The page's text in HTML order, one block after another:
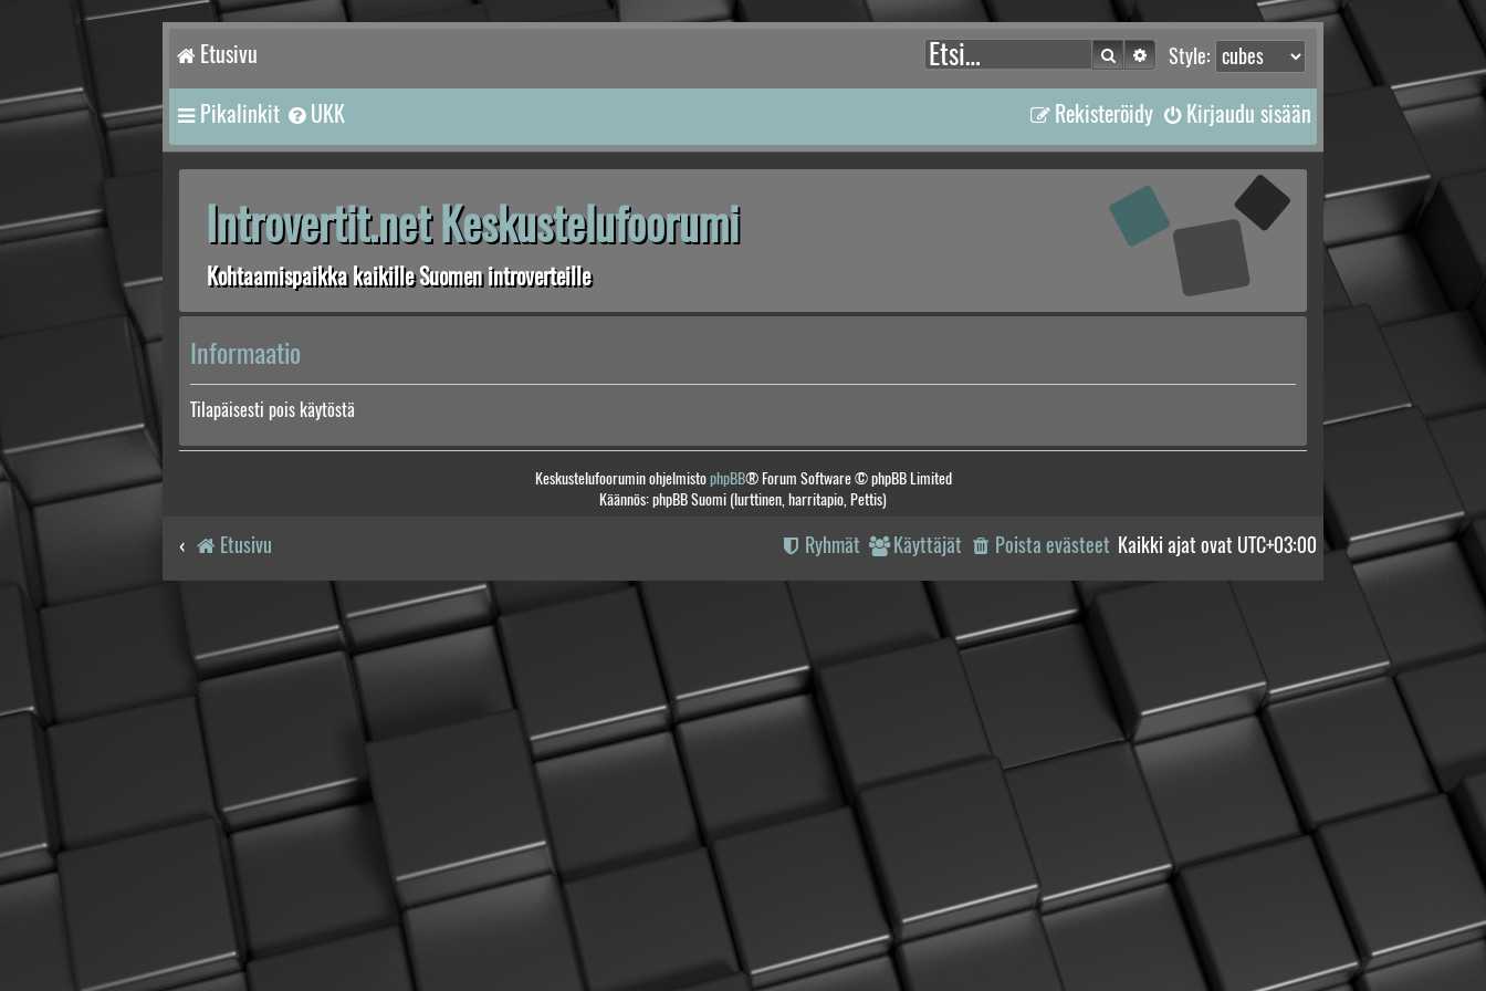
Etusivu Style:
Etsi Tarkennettu haku
Pikalinkit UKK Kirjaudu sisään
Rekisteröidy
Introvertit.net Keskustelufoorumi
Kohtaamispaikka kaikille Suomen introverteille
Informaatio
Tilapäisesti pois käytöstä
Keskustelufoorumin ohjelmistophpBB® Forum Software © phpBB Limited
Käännös: phpBB Suomi (lurttinen, harritapio, Pettis)
Etusivu Kaikki ajat ovat UTC+03:00
Poista evästeet
Käyttäjät
Ryhmät